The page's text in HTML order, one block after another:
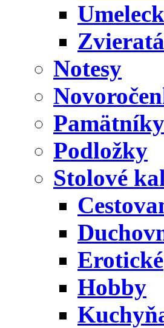
Zvieratá
Notesy
Pamätníky
Podložky
Stolové
Erotické
Hobby